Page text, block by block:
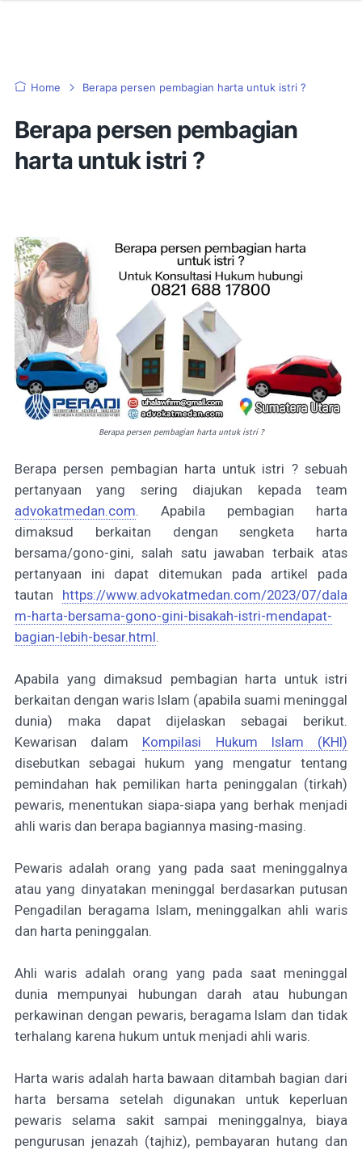
Home Berapa persen pembagian harta untuk istri ?
Berapa persen pembagian
harta untuk istri ?
Berapa persen pembagian harta untuk istri ?
Berapa persen pembagian harta untuk istri ? sebuah
pertanyaan yang sering diajukan kepada team
advokatmedan.com. Apabila pembagian harta
dimaksud berkaitan dengan sengketa harta
bersama/gono-gini, salah satu jawaban terbaik atas
pertanyaan ini dapat ditemukan pada artikel pada
tautan https://www.advokatmedan.com/2023/07/dala
m-harta-bersama-gono-gini-bisakah-istri-mendapat-
bagian-lebih-besar.html.
Apabila yang dimaksud pembagian harta untuk istri
berkaitan dengan waris Islam (apabila suami meninggal
dunia) maka dapat dijelaskan sebagai berikut.
Kewarisan dalam Kompilasi Hukum Islam (KHI)
disebutkan sebagai hukum yang mengatur tentang
pemindahan hak pemilikan harta peninggalan (tirkah)
pewaris, menentukan siapa-siapa yang berhak menjadi
ahli waris dan berapa bagiannya masing-masing.
Pewaris adalah orang yang pada saat meninggalnya
atau yang dinyatakan meninggal berdasarkan putusan
Pengadilan beragama Islam, meninggalkan ahli waris
dan harta peninggalan.
Ahli waris adalah orang yang pada saat meninggal
dunia mempunyai hubungan darah atau hubungan
perkawinan dengan pewaris, beragama Islam dan tidak
terhalang karena hukum untuk menjadi ahli waris.
Harta waris adalah harta bawaan ditambah bagian dari
harta bersama setelah digunakan untuk keperluan
pewaris selama sakit sampai meninggalnya, biaya
pengurusan jenazah (tajhiz), pembayaran hutang dan